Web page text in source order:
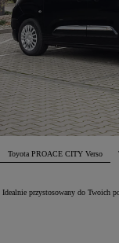
Toyota PROACE CITY Verso
Idealnie przystosowany do Twoich